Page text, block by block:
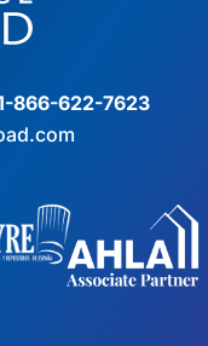
866-622-7623